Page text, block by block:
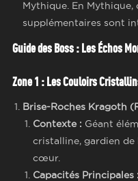
Mythique. En Mythique,
supplémentaires sont
Guide des Boss : Les Échos
Zone 1 : Les Couloirs
Brise-Roches Kragoth
Contexte : Géant
cristalline, gardien
cœur.
Capacités Principales :